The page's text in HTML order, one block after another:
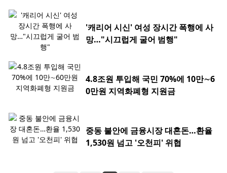
'캐리어 시신' 여성 장시간 폭행에 사
망…"시끄럽게 굴어 범행"
4.8조원 투입해 국민 70%에 10만∼6
0만원 지역화폐형 지원금
중동 불안에 금융시장 대혼돈…환율
1,530원 넘고 '오천피' 위협